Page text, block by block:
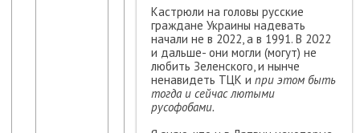
Кастрюли на головы русские
граждане Украины надевать
начали не в 2022, а в 1991. В 2022
и дальше- они могли (могут) не
любить Зеленского, и нынче
ненавидеть ТЦК и при этом быть
тогда и сейчас лютыми
русофобами.